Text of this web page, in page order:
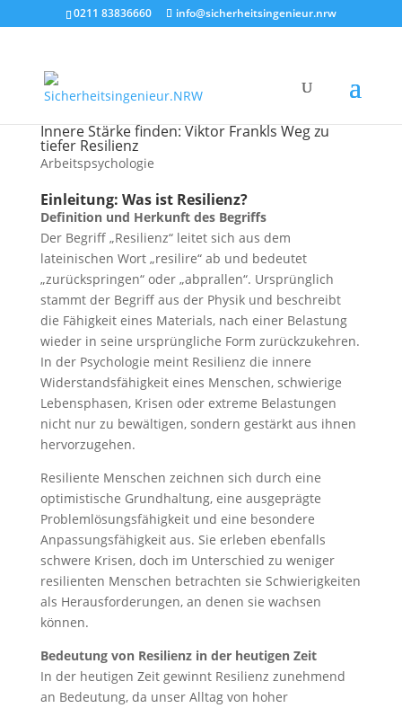
0211 83836660 info@sicherheitsingenieur.nrw
Innere Stärke finden: Viktor Frankls Weg zu
tiefer Resilienz
Arbeitspsychologie
Einleitung: Was ist Resilienz?
Definition und Herkunft des Begriffs
Der Begriff „Resilienz“ leitet sich aus dem
lateinischen Wort „resilire“ ab und bedeutet
„zurückspringen“ oder „abprallen“. Ursprünglich
stammt der Begriff aus der Physik und beschreibt
die Fähigkeit eines Materials, nach einer Belastung
wieder in seine ursprüngliche Form zurückzukehren.
In der Psychologie meint Resilienz die innere
Widerstandsfähigkeit eines Menschen, schwierige
Lebensphasen, Krisen oder extreme Belastungen
nicht nur zu bewältigen, sondern gestärkt aus ihnen
hervorzugehen.
Resiliente Menschen zeichnen sich durch eine
optimistische Grundhaltung, eine ausgeprägte
Problemlösungsfähigkeit und eine besondere
Anpassungsfähigkeit aus. Sie erleben ebenfalls
schwere Krisen, doch im Unterschied zu weniger
resilienten Menschen betrachten sie Schwierigkeiten
als Herausforderungen, an denen sie wachsen
können.
Bedeutung von Resilienz in der heutigen Zeit
In der heutigen Zeit gewinnt Resilienz zunehmend
an Bedeutung, da unser Alltag von hoher